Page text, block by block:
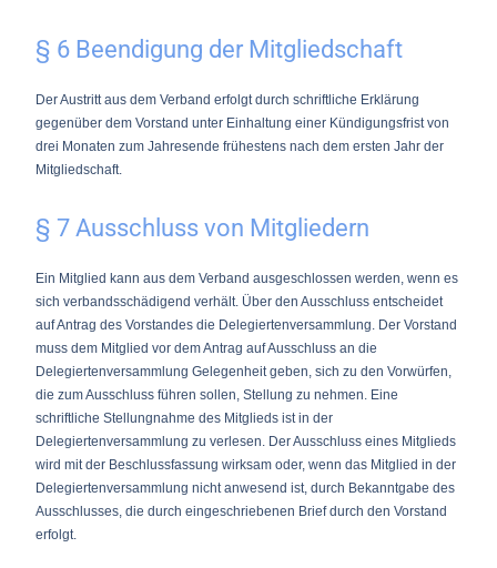
§ 6 Beendigung der Mitgliedschaft
Der Austritt aus dem Verband erfolgt durch schriftliche Erklärung
gegenüber dem Vorstand unter Einhaltung einer Kündigungsfrist von
drei Monaten zum Jahresende frühestens nach dem ersten Jahr der
Mitgliedschaft.
§ 7 Ausschluss von Mitgliedern
Ein Mitglied kann aus dem Verband ausgeschlossen werden, wenn es
sich verbandsschädigend verhält. Über den Ausschluss entscheidet
auf Antrag des Vorstandes die Delegiertenversammlung. Der Vorstand
muss dem Mitglied vor dem Antrag auf Ausschluss an die
Delegiertenversammlung Gelegenheit geben, sich zu den Vorwürfen,
die zum Ausschluss führen sollen, Stellung zu nehmen. Eine
schriftliche Stellungnahme des Mitglieds ist in der
Delegiertenversammlung zu verlesen. Der Ausschluss eines Mitglieds
wird mit der Beschlussfassung wirksam oder, wenn das Mitglied in der
Delegiertenversammlung nicht anwesend ist, durch Bekanntgabe des
Ausschlusses, die durch eingeschriebenen Brief durch den Vorstand
erfolgt.